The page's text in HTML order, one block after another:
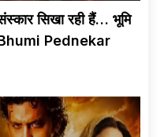
सिखा रही हैं… भूमि
Bhumi Pednekar